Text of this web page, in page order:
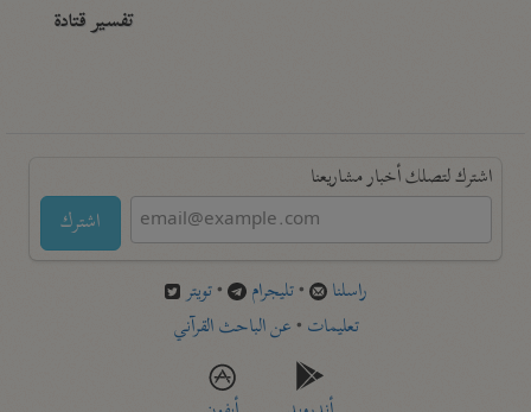
تفسير قتادة
اشترك لتصلك أخبار مشاريعنا
اشترك
راسلنا •تليجرام •تويتر
تعليمات •عن الباحث القرآني